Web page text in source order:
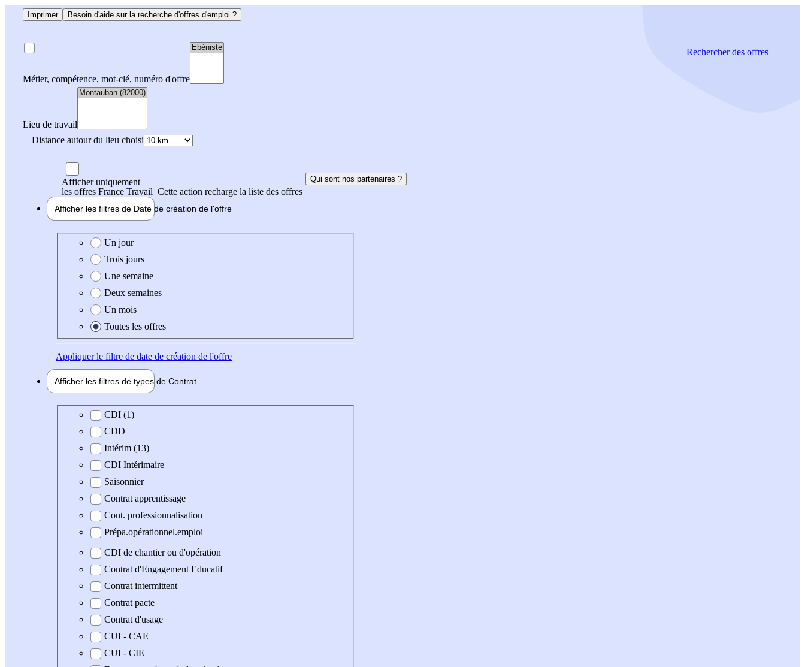
Imprimer Besoin d'aide sur la recherche d'offres d'emploi ?
Métier, compétence, mot-clé, numéro d'offre
Lieu de travail
Distance autour du lieu choisi
Rechercherdes offres
Afficher uniquement
les offres France Travail Cette action recharge la liste des offres
Qui sont nos partenaires ?
Afficher les filtres de Date de création de l'offre
Date de création de l'offre
Un jour
Trois jours
Une semaine
Deux semaines
Un mois
Toutes les offres
Appliquerle filtre de date de création de l'offre
Afficher les filtres de types de Contrat
Type de contrat
CDI (1)
CDD
Intérim (13)
CDI Intérimaire
Saisonnier
Contrat apprentissage
Cont. professionnalisation
Prépa.opérationnel.emploi
CDI de chantier ou d'opération
Contrat d'Engagement Educatif
Contrat intermittent
Contrat pacte
Contrat d'usage
CUI - CAE
CUI - CIE